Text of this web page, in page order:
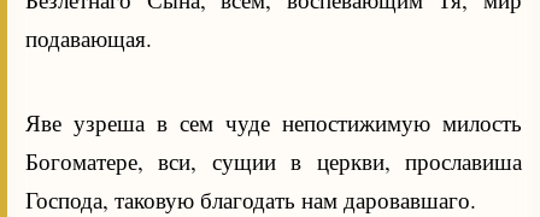
подавающая.
Яве узреша в сем чуде непостижимую милость
Богоматере, вси, сущии в церкви, прославиша
Господа, таковую благодать нам даровавшаго.